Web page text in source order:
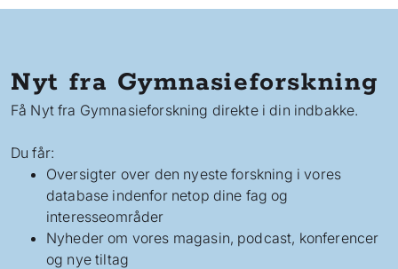
Nyt fra Gymnasieforskning
Få Nyt fra Gymnasieforskning direkte i din indbakke.
Du får:
Oversigter over den nyeste forskning i vores
database indenfor netop dine fag og
interesseområder
Nyheder om vores magasin, podcast, konferencer
og nye tiltag